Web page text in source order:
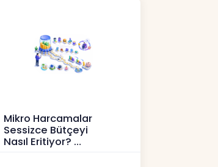
Mikro Harcamalar
Sessizce Bütçeyi
Nasıl Eritiyor?